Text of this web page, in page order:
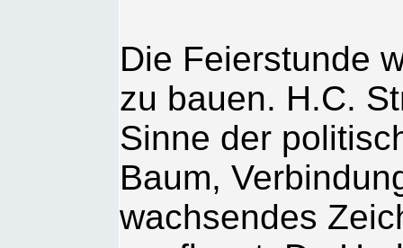
Die Feierstunde
zu bauen. H.C.
Sinne der
Baum,
wachsendes